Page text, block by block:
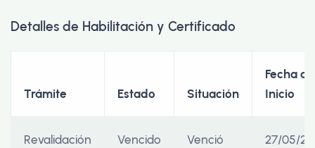
Detalles de Habilitación y Certificado
Trámite Estado Situación
Fecha de
Inicio
Revalidación Vencido
Venció
27/05/